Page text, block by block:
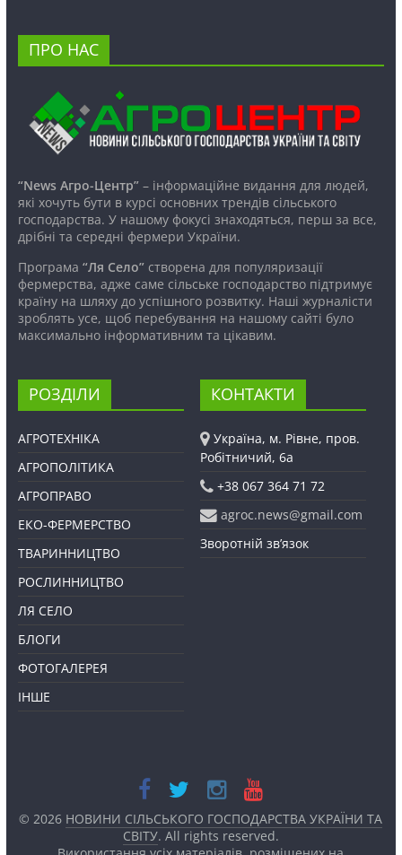
ПРО НАС
“News Агро-Центр”– інформаційне видання для людей,
які хочуть бути в курсі основних трендів сільського
господарства. У нашому фокусі знаходяться, перш за все,
дрібні та середні фермери України.
Програма “Ля Село”створена для популяризації
фермерства, адже саме сільське господарство підтримує
країну на шляху до успішного розвитку. Наші журналісти
зроблять усе, щоб перебування на нашому сайті було
максимально інформативним та цікавим.
РОЗДІЛИ
АГРОТЕХНІКА
АГРОПОЛІТИКА
АГРОПРАВО
ЕКО-ФЕРМЕРСТВО
ТВАРИННИЦТВО
РОСЛИННИЦТВО
ЛЯ СЕЛО
БЛОГИ
ФОТОГАЛЕРЕЯ
ІНШЕ
КОНТАКТИ
Україна, м. Рівне, пров.
Робітничий, 6а
+38 067 364 71 72
agroc.news@gmail.com
Зворотній зв’язок
© 2026 НОВИНИ СІЛЬСЬКОГО ГОСПОДАРСТВА УКРАЇНИ ТА
СВІТУ. All rights reserved.